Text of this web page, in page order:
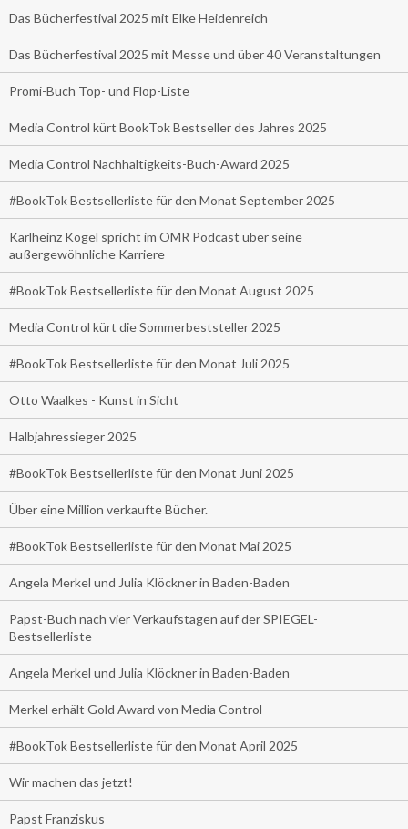
Das Bücherfestival 2025 mit Elke Heidenreich
Das Bücherfestival 2025 mit Messe und über 40 Veranstaltungen
Promi-Buch Top- und Flop-Liste
Media Control kürt BookTok Bestseller des Jahres 2025
Media Control Nachhaltigkeits-Buch-Award 2025
#BookTok Bestsellerliste für den Monat September 2025
Karlheinz Kögel spricht im OMR Podcast über seine
außergewöhnliche Karriere
#BookTok Bestsellerliste für den Monat August 2025
Media Control kürt die Sommerbeststeller 2025
#BookTok Bestsellerliste für den Monat Juli 2025
Otto Waalkes - Kunst in Sicht
Halbjahressieger 2025
#BookTok Bestsellerliste für den Monat Juni 2025
Über eine Million verkaufte Bücher.
#BookTok Bestsellerliste für den Monat Mai 2025
Angela Merkel und Julia Klöckner in Baden-Baden
Papst-Buch nach vier Verkaufstagen auf der SPIEGEL-
Bestsellerliste
Angela Merkel und Julia Klöckner in Baden-Baden
Merkel erhält Gold Award von Media Control
#BookTok Bestsellerliste für den Monat April 2025
Wir machen das jetzt!
Papst Franziskus